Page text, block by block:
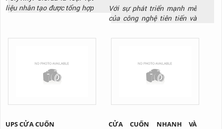
liệu nhân tạo được tổng hợp
hoạt và sản xuất cho nhân
nhiều. Bước đầu khi được
khám phá ra, PVC có rất
Với sự phát triển mạnh mẽ
của công nghệ tiên tiến và
các sản phẩm mang tính đột
được thay thế bằng các
công nghệ thông minh.
bằng...
UPS CỬA CUỐN
CỬA CUỐN NHANH VÀ